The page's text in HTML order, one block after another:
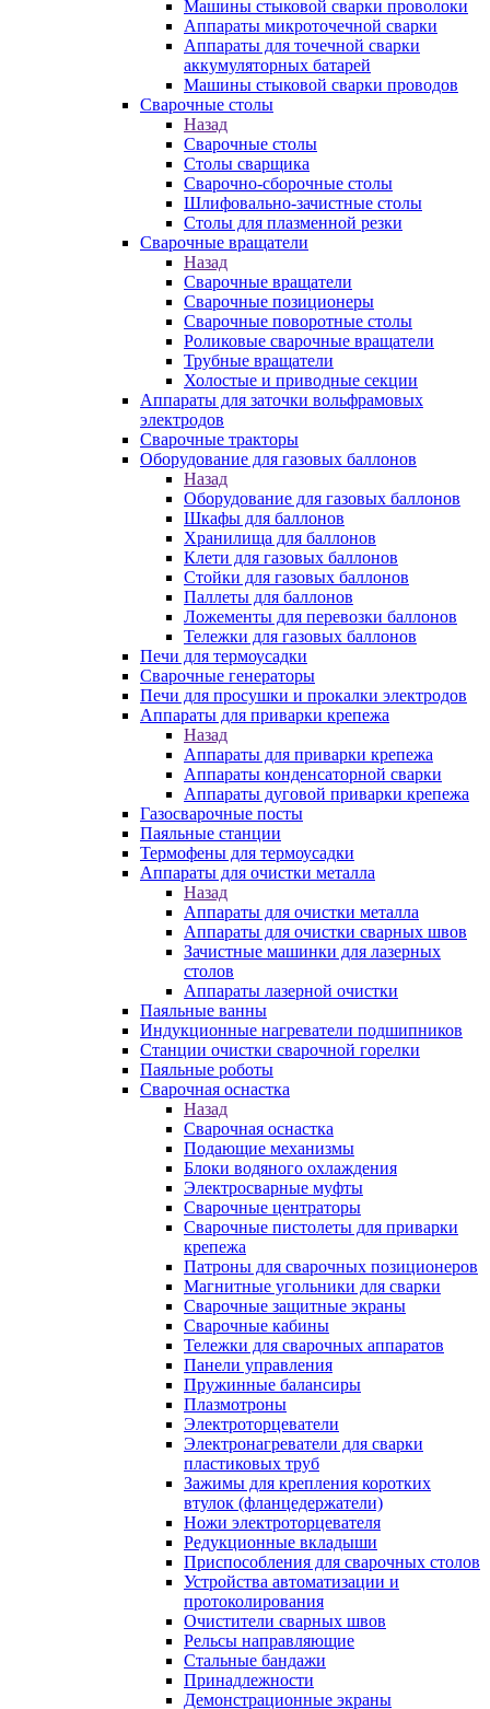
Машины стыковой сварки проволоки
Аппараты микроточечной сварки
Аппараты для точечной сварки
аккумуляторных батарей
Машины стыковой сварки проводов
Сварочные столы
Назад
Сварочные столы
Столы сварщика
Сварочно-сборочные столы
Шлифовально-зачистные столы
Столы для плазменной резки
Сварочные вращатели
Назад
Сварочные вращатели
Сварочные позиционеры
Сварочные поворотные столы
Роликовые сварочные вращатели
Трубные вращатели
Холостые и приводные секции
Аппараты для заточки вольфрамовых
электродов
Сварочные тракторы
Оборудование для газовых баллонов
Назад
Оборудование для газовых баллонов
Шкафы для баллонов
Хранилища для баллонов
Клети для газовых баллонов
Стойки для газовых баллонов
Паллеты для баллонов
Ложементы для перевозки баллонов
Тележки для газовых баллонов
Печи для термоусадки
Сварочные генераторы
Печи для просушки и прокалки электродов
Аппараты для приварки крепежа
Назад
Аппараты для приварки крепежа
Аппараты конденсаторной сварки
Аппараты дуговой приварки крепежа
Газосварочные посты
Паяльные станции
Термофены для термоусадки
Аппараты для очистки металла
Назад
Аппараты для очистки металла
Аппараты для очистки сварных швов
Зачистные машинки для лазерных
столов
Аппараты лазерной очистки
Паяльные ванны
Индукционные нагреватели подшипников
Станции очистки сварочной горелки
Паяльные роботы
Сварочная оснастка
Назад
Сварочная оснастка
Подающие механизмы
Блоки водяного охлаждения
Электросварные муфты
Сварочные центраторы
Сварочные пистолеты для приварки
крепежа
Патроны для сварочных позиционеров
Магнитные угольники для сварки
Сварочные защитные экраны
Сварочные кабины
Тележки для сварочных аппаратов
Панели управления
Пружинные балансиры
Плазмотроны
Электроторцеватели
Электронагреватели для сварки
пластиковых труб
Зажимы для крепления коротких
втулок (фланцедержатели)
Ножи электроторцевателя
Редукционные вкладыши
Приспособления для сварочных столов
Устройства автоматизации и
протоколирования
Очистители сварных швов
Рельсы направляющие
Стальные бандажи
Принадлежности
Демонстрационные экраны